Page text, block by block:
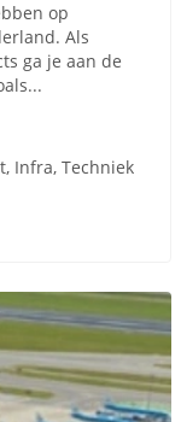
op
Als
ga je aan de
Infra, Techniek